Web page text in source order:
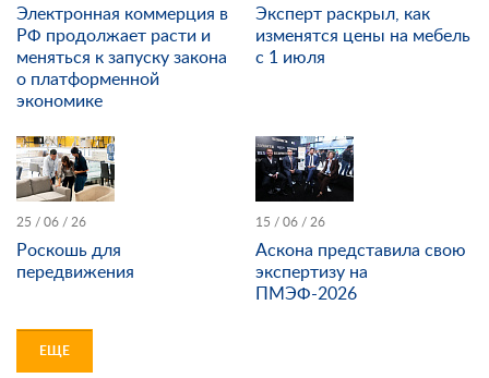
Электронная коммерция в
РФ продолжает расти и
меняться к запуску закона
о платформенной
экономике
Эксперт раскрыл, как
изменятся цены на мебель
с 1 июля
25 / 06 / 26
Роскошь для
передвижения
15 / 06 / 26
Аскона представила свою
экспертизу на
ПМЭФ-2026
ЕЩЕ